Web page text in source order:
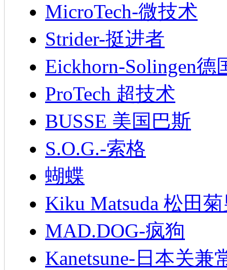
MicroTech-微技术
Strider-挺进者
Eickhorn-Solingen德
ProTech 超技术
BUSSE 美国巴斯
S.O.G.-索格
蝴蝶
Kiku Matsuda 松田
MAD.DOG-疯狗
Kanetsune-日本关兼